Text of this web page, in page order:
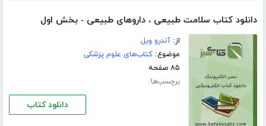
دانلود کتاب سلامت طبیعی ، داروهای طبیعی - بخش اول
از:آندرو ویل
موضوع:کتاب‌های علوم پزشکی
۸۵ صفحه
برچسب‌ها:
دانلود کتاب